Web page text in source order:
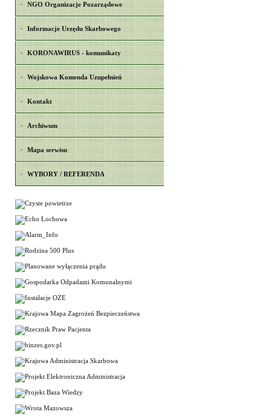
NGO Organizacje Pozarządowe
Informacje Urzędu Skarbowego
KORONAWIRUS - komunikaty
Wojskowa Komenda Uzupełnień
Kontakt
Archiwum
Mapa serwisu
WYBORY / REFERENDA